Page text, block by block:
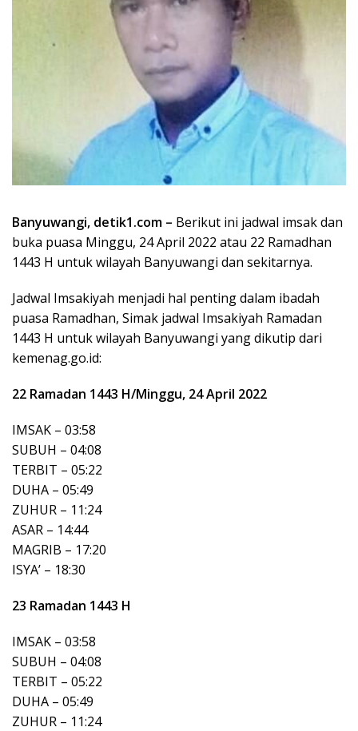
Banyuwangi, detik1.com – Berikut ini jadwal imsak dan
buka puasa Minggu, 24 April 2022 atau 22 Ramadhan
1443 H untuk wilayah Banyuwangi dan sekitarnya.
Jadwal Imsakiyah menjadi hal penting dalam ibadah
puasa Ramadhan, Simak jadwal Imsakiyah Ramadan
1443 H untuk wilayah Banyuwangi yang dikutip dari
kemenag.go.id:
22 Ramadan 1443 H/Minggu, 24 April 2022
IMSAK – 03:58
SUBUH – 04:08
TERBIT – 05:22
DUHA – 05:49
ZUHUR – 11:24
ASAR – 14:44
MAGRIB – 17:20
ISYA’ – 18:30
23 Ramadan 1443 H
IMSAK – 03:58
SUBUH – 04:08
TERBIT – 05:22
DUHA – 05:49
ZUHUR – 11:24